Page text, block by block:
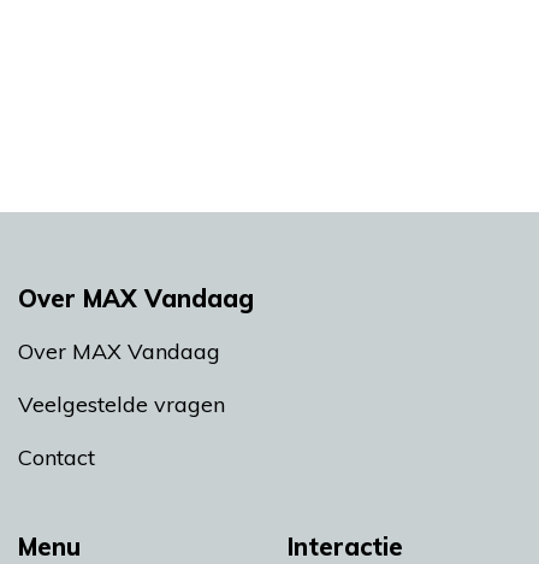
Menu Interactie
Over MAX Vandaag
Over MAX Vandaag
Veelgestelde vragen
Contact